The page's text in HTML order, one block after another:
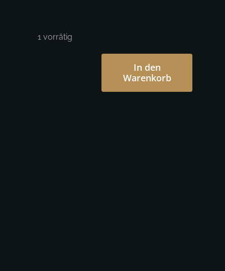
1 vorrätig
(Adultremix)
In den
Warenkorb